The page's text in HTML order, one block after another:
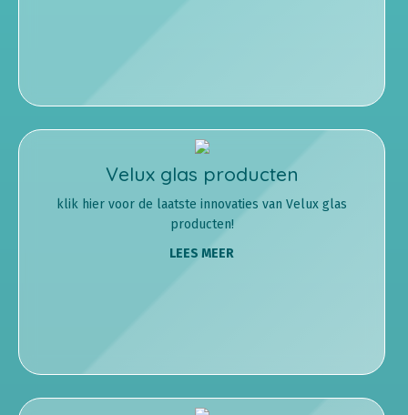
Velux glas producten
klik hier voor de laatste innovaties van Velux glas
producten!
LEES MEER